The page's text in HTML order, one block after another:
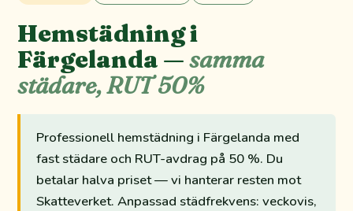
Hemstädning i
Färgelanda —samma
städare, RUT 50%
Professionell hemstädning i Färgelanda med
fast städare och RUT-avdrag på 50 %. Du
betalar halva priset — vi hanterar resten mot
Skatteverket. Anpassad städfrekvens: veckovis,